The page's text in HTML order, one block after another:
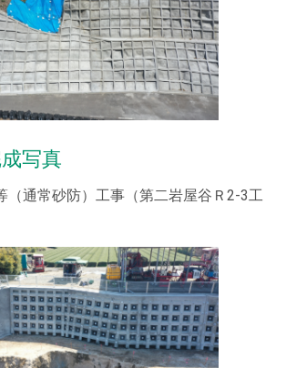
報を更新しました。
かごしま子育て応援企業」を追加しまし
みを更新しました。
沿革」・「加入団体」・「有資格者」を更
ISO」を更新しました！
写真
（通常砂防）工事（第二岩屋谷Ｒ2-3工